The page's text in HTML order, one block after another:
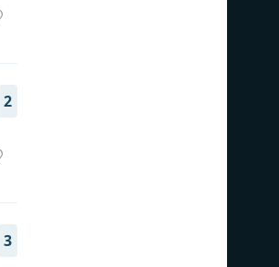
2
3